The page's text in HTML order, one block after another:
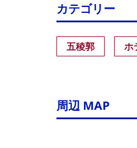
カテゴリー
五稜郭 ホ
周辺 MAP